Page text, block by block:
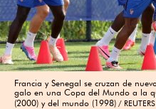
Francia y Senegal se cruzan de
galo en una Copa del Mundo a la
(2000) y del mundo (1998)
REUTERS